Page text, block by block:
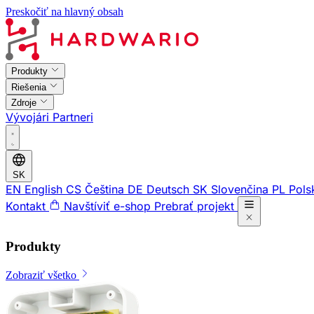
Preskočiť na hlavný obsah
Produkty
Riešenia
Zdroje
Vývojári Partneri
SK
EN English CS Čeština DE Deutsch SK Slovenčina PL
Kontakt
Navštíviť e-shop Prebrať projekt
Produkty
Zobraziť všetko